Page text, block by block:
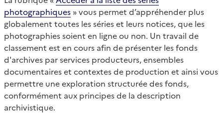
photographiques » vous permet d’appréhender plus
globalement toutes les séries et leurs notices, que les
photographies soient en ligne ou non. Un travail de
classement est en cours afin de présenter les fonds
d'archives par services producteurs, ensembles
documentaires et contextes de production et ainsi vous
permettre une exploration structurée des fonds,
conformément aux principes de la description
archivistique.